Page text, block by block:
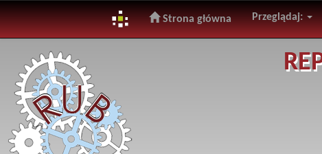
navigation
Strona główna Przeglądaj: